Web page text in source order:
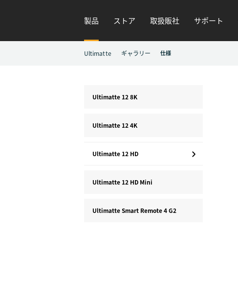
製品 ストア 取扱販社 サポート
Ultimatte ギャラリー 仕様
Ultimatte 12 8K
Ultimatte 12 4K
Ultimatte 12 HD
Ultimatte 12 HD Mini
Ultimatte Smart Remote 4 G2